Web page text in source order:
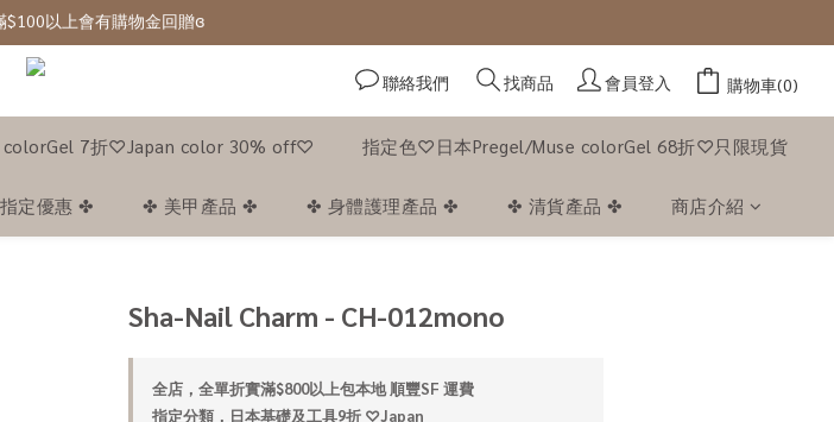
,登入後可下單ɞ Click Here
,登入後可下單ɞ Click Here
聯絡我們
找商品 會員登入 購物車(0)
colorGel 7折♡Japan color 30% off♡ 指定色♡日本Pregel/Muse colorGel 68折♡只限現貨
定優惠 ✤ ✤ 美甲產品 ✤ ✤ 身體護理產品 ✤ ✤ 清貨產品 ✤ 商店介紹
Sha-Nail Charm - CH-012mono
全店，全單折實滿$800以上包本地 順豐SF 運費
指定分類，日本基礎及工具9折 ♡Japan